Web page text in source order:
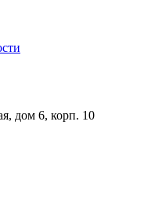
дом 6, корп. 10